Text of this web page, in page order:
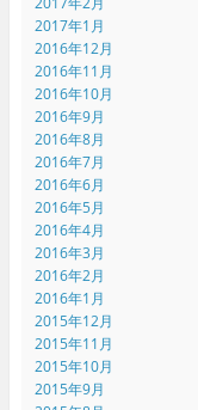
2017年1月
2016年12月
2016年11月
2016年10月
2016年9月
2016年8月
2016年7月
2016年6月
2016年5月
2016年4月
2016年3月
2016年2月
2016年1月
2015年12月
2015年11月
2015年10月
2015年9月